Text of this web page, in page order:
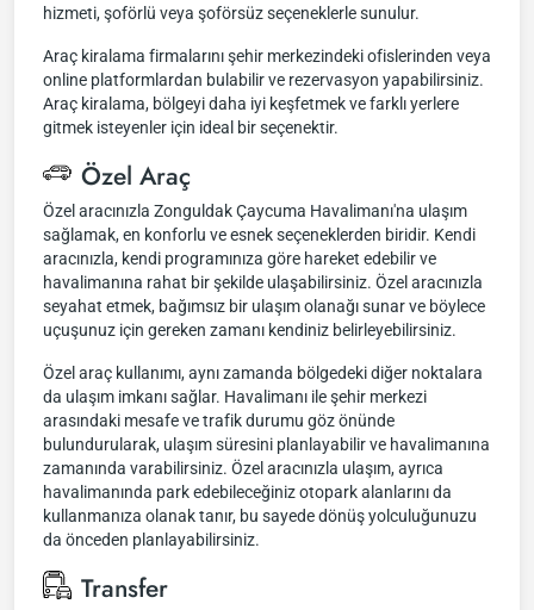
hizmeti, şoförlü veya şoförsüz seçeneklerle sunulur.
Araç kiralama firmalarını şehir merkezindeki ofislerinden veya
online platformlardan bulabilir ve rezervasyon yapabilirsiniz.
Araç kiralama, bölgeyi daha iyi keşfetmek ve farklı yerlere
gitmek isteyenler için ideal bir seçenektir.
Özel Araç
Özel aracınızla Zonguldak Çaycuma Havalimanı'na ulaşım
sağlamak, en konforlu ve esnek seçeneklerden biridir. Kendi
aracınızla, kendi programınıza göre hareket edebilir ve
havalimanına rahat bir şekilde ulaşabilirsiniz. Özel aracınızla
seyahat etmek, bağımsız bir ulaşım olanağı sunar ve böylece
uçuşunuz için gereken zamanı kendiniz belirleyebilirsiniz.
Özel araç kullanımı, aynı zamanda bölgedeki diğer noktalara
da ulaşım imkanı sağlar. Havalimanı ile şehir merkezi
arasındaki mesafe ve trafik durumu göz önünde
bulundurularak, ulaşım süresini planlayabilir ve havalimanına
zamanında varabilirsiniz. Özel aracınızla ulaşım, ayrıca
havalimanında park edebileceğiniz otopark alanlarını da
kullanmanıza olanak tanır, bu sayede dönüş yolculuğunuzu
da önceden planlayabilirsiniz.
Transfer